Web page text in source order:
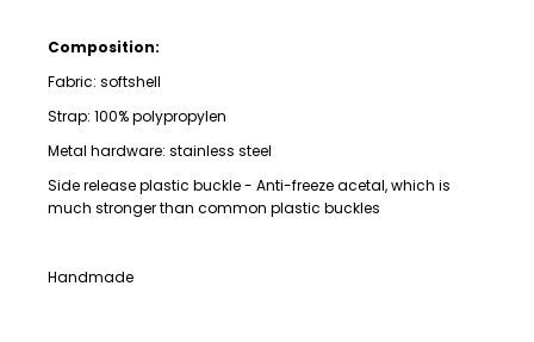
Composition:
Fabric: softshell
Strap: 100% polypropylen
Metal hardware: stainless steel
Side release plastic buckle - Anti-freeze acetal, which is
much stronger than common plastic buckles
Handmade